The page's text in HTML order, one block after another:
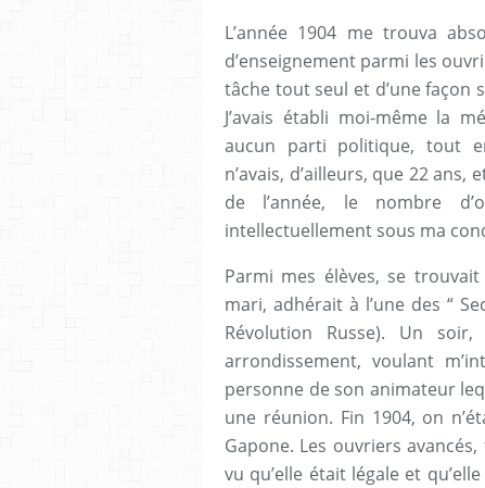
L’année 1904 me trouva
d’enseignement parmi les
tâche tout seul et d’une
J’avais établi moi-même la
aucun parti politique, tout
n’avais, d’ailleurs, que 22
de l’année, le nombre
intellectuellement sous ma
Parmi mes élèves, se
mari, adhérait à l’une des “
Révolution Russe). Un
arrondissement, voulant
personne de son animateur
une réunion. Fin 1904, on
Gapone. Les ouvriers
vu qu’elle était légale et